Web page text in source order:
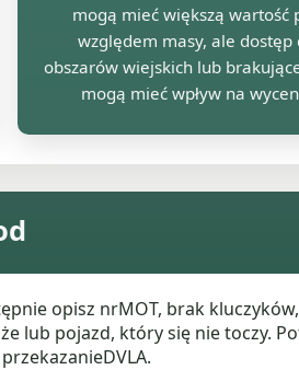
mogą mieć większą wartość
względem masy, ale dostęp
obszarów wiejskich lub
mogą mieć wpływ na
opisz nrMOT, brak
lub pojazd, który się nie toczy.